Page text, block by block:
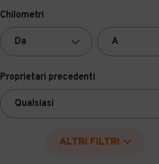
Chilometri
Proprietari precedenti
ALTRI FILTRI